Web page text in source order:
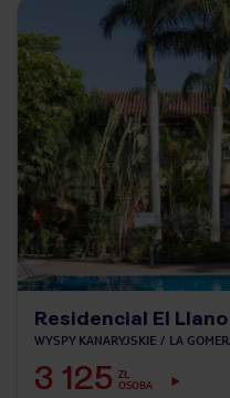
Residencial El Llano
WYSPY KANARYJSKIE LA
3 125 ZŁ
OSOBA